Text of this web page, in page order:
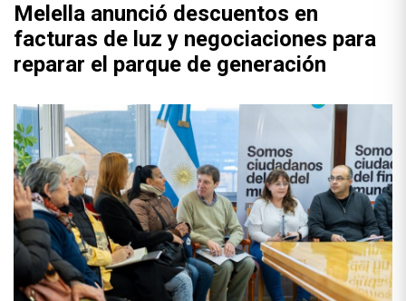
Melella anunció descuentos en
facturas de luz y negociaciones para
reparar el parque de generación